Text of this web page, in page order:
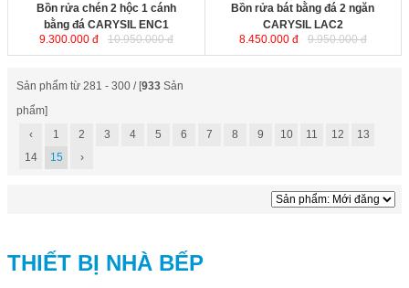
Bồn rửa chén 2 hộc 1 cánh
bằng đá CARYSIL ENC1
9.300.000 đ
10.950.000 đ
Bồn rửa bát bằng đá 2 ngăn
CARYSIL LAC2
8.450.000 đ
9.950.000 đ
Sản phẩm từ 281 - 300 / [933 Sản
phẩm]
‹
1 2 3 4 5 6 7 8 9 10 11 12
13
14
15 ›
THIẾT BỊ NHÀ BẾP